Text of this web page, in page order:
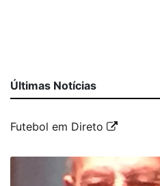
Últimas Notícias
Futebol em Direto